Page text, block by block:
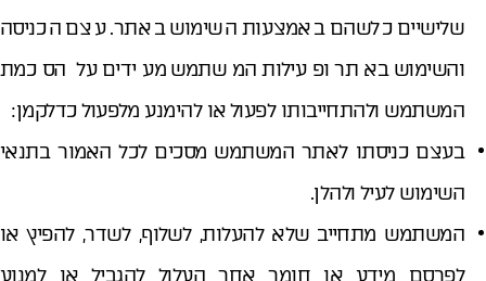
שלישיים כלשהם באמצעות השימוש באתר. עצם הכניסה
והשימוש באתר ופעילות המשתמש מעידים על הסכמת
המשתמש ולהתחייבותו לפעול או להימנע מלפעול כדלקמן:
בעצם כניסתו לאתר המשתמש מסכים לכל האמור בתנאי
השימוש לעיל ולהלן.
המשתמש מתחייב שלא להעלות, לשלוף, לשדר, להפיץ או
לפרסם מידע או חומר אחר העלול להגביל או למנוע